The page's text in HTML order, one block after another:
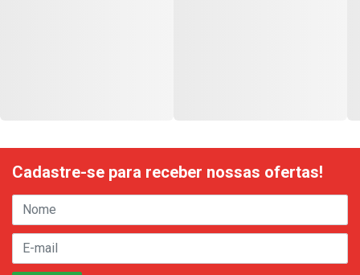
Cadastre-se para receber nossas ofertas!